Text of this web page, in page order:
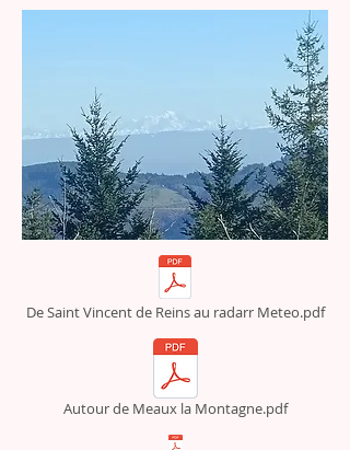
De Saint Vincent de Reins au radarr Meteo.pdf
Autour de Meaux la Montagne.pdf